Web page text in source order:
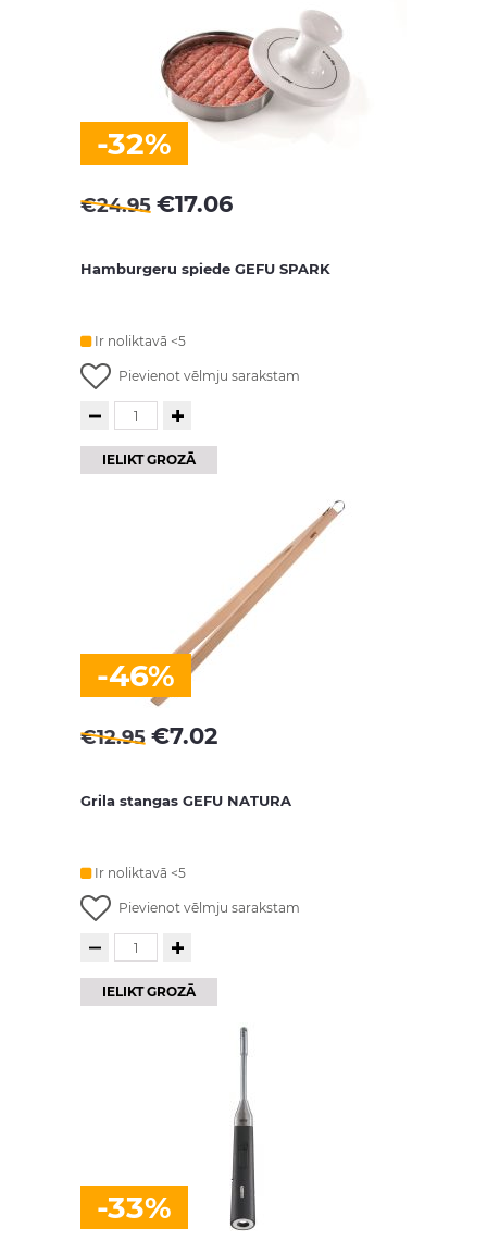
-32%
€24.95 €17.06
Hamburgeru spiede GEFU SPARK
Ir noliktavā <5
Pievienot vēlmju sarakstam
IELIKT GROZĀ
-46%
€12.95 €7.02
Grila stangas GEFU NATURA
Ir noliktavā <5
Pievienot vēlmju sarakstam
IELIKT GROZĀ
-33%